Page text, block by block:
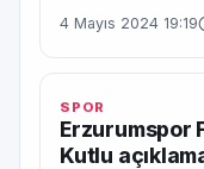
4 Mayıs 2024 19:19
SPOR
Erzurumspor
Kutlu